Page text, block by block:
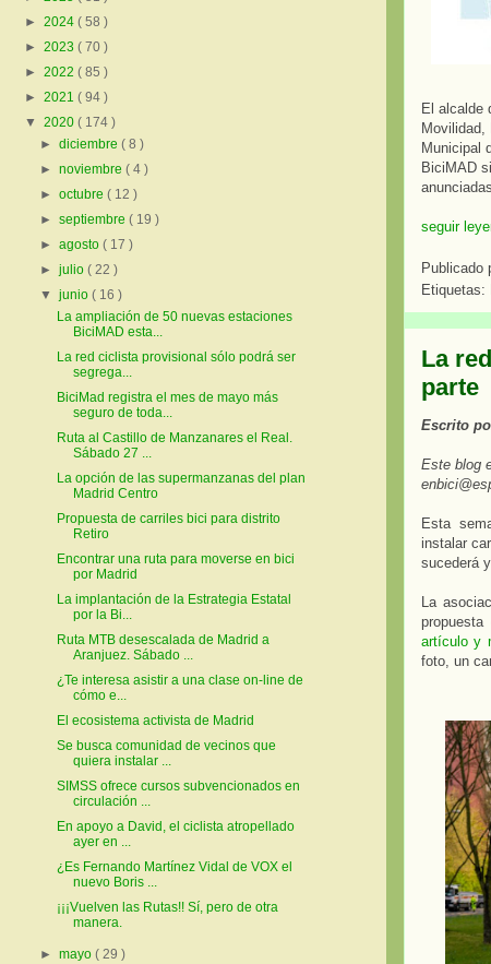
El alcalde
Movilidad,
Municipal
BiciMAD
seguir
Publicado
Etiquetas:
La
parte
Escrito
Este blog
Esta
instalar
sucederá
La
artículo y
foto, un
► 2024 ( 58 )
► 2023 ( 70 )
► 2022 ( 85 )
► 2021 ( 94 )
▼ 2020 ( 174 )
►diciembre( 8 )
►noviembre( 4 )
►octubre( 12 )
►septiembre( 19 )
►agosto( 17 )
►julio( 22 )
▼junio( 16 )
La ampliación de 50 nuevas estaciones
BiciMAD esta...
La red ciclista provisional sólo podrá ser
segrega...
BiciMad registra el mes de mayo más
seguro de toda...
Ruta al Castillo de Manzanares el Real.
Sábado 27 ...
La opción de las supermanzanas del plan
Madrid Centro
Propuesta de carriles bici para distrito
Retiro
Encontrar una ruta para moverse en bici
por Madrid
La implantación de la Estrategia Estatal
por la Bi...
Ruta MTB desescalada de Madrid a
Aranjuez. Sábado ...
¿Te interesa asistir a una clase on-line de
cómo e...
El ecosistema activista de Madrid
Se busca comunidad de vecinos que
quiera instalar ...
SIMSS ofrece cursos subvencionados en
circulación ...
En apoyo a David, el ciclista atropellado
ayer en ...
¿Es Fernando Martínez Vidal de VOX el
nuevo Boris ...
¡¡¡Vuelven las Rutas!! Sí, pero de otra
manera.
►mayo( 29 )